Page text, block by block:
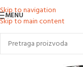
Skip to navigation
Skip to main content
MENU